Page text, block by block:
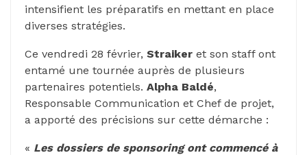
intensifient les préparatifs en mettant en place
diverses stratégies.
Ce vendredi 28 février, Straiker et son staff ont
entamé une tournée auprès de plusieurs
partenaires potentiels. Alpha Baldé,
Responsable Communication et Chef de projet,
a apporté des précisions sur cette démarche :
« Les dossiers de sponsoring ont commencé à